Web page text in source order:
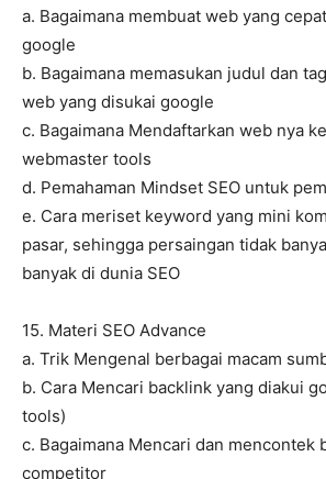
a. Bagaimana membuat web yang
google
b. Bagaimana memasukan judul dan
web yang disukai google
c. Bagaimana Mendaftarkan web nya
webmaster tools
d. Pemahaman Mindset SEO untuk
e. Cara meriset keyword yang mini
pasar, sehingga persaingan tidak
banyak di dunia SEO
15. Materi SEO Advance
a. Trik Mengenal berbagai macam
b. Cara Mencari backlink yang diakui
tools)
c. Bagaimana Mencari dan mencontek
competitor